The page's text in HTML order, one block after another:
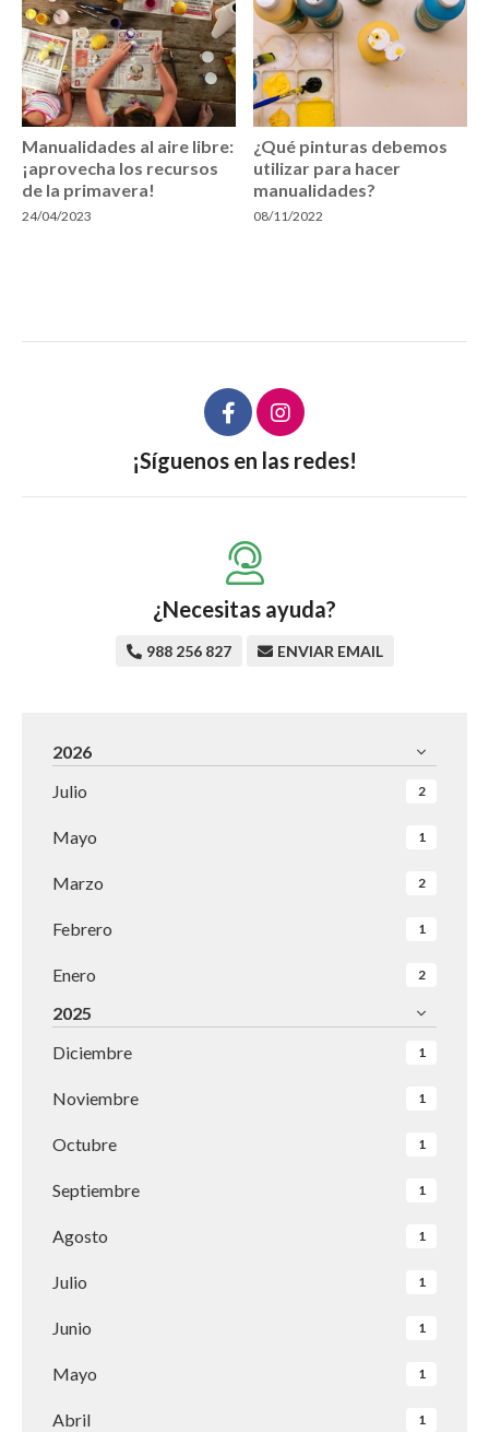
Manualidades al aire libre:
¡aprovecha los recursos
de la primavera!
24/04/2023
¿Qué pinturas debemos
utilizar para hacer
manualidades?
08/11/2022
¡Síguenos en las redes!
¿Necesitas ayuda?
988 256 827 ENVIAR EMAIL
2026
Julio
2
Mayo 1
Marzo 2
Febrero 1
Enero 2
2025
Diciembre
1
Noviembre 1
Octubre 1
Septiembre 1
Agosto 1
Julio 1
Junio 1
Mayo 1
Abril 1